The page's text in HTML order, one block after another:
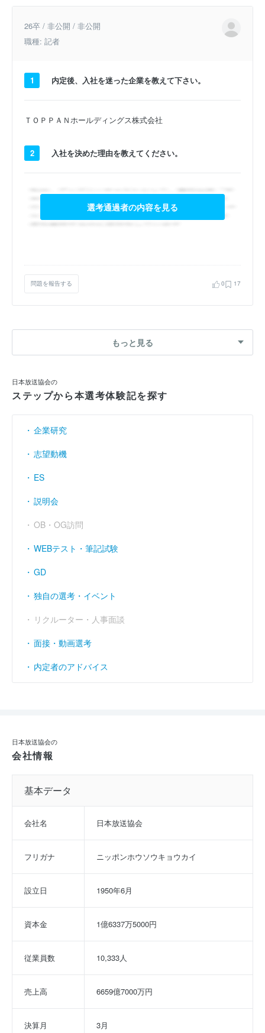
26卒 / 非公開 / 非公開
職種: 記者
1 内定後、入社を迷った企業を教えて下さい。
ＴＯＰＰＡＮホールディングス株式会社
2 入社を決めた理由を教えてください。
選考通過者の内容を見る
問題を報告する 0 17
もっと見る
日本放送協会の
ステップから本選考体験記を探す
企業研究
志望動機
ES
説明会
OB・OG訪問
WEBテスト・筆記試験
GD
独自の選考・イベント
リクルーター・人事面談
面接・動画選考
内定者のアドバイス
日本放送協会の
会社情報
基本データ
会社名 日本放送協会
フリガナ ニッポンホウソウキョウカイ
設立日 1950年6月
資本金 1億6337万5000円
従業員数 10,333人
売上高 6659億7000万円
決算月 3月